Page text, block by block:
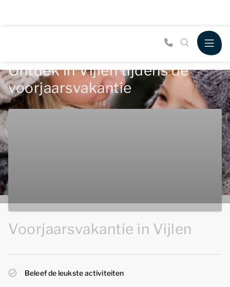
Ontdek in Vijlen tijdens de
voorjaarsvakantie
Voorjaarsvakantie in Vijlen
Beleef de leukste activiteiten